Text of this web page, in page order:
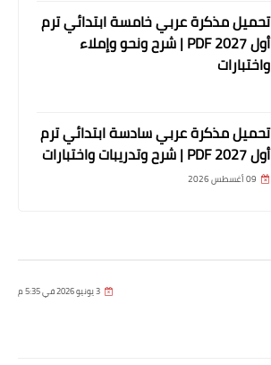
تحميل مذكرة عربي خامسة ابتدائي ترم
أول 2027 PDF | شرح ونحو وإملاء
واختبارات
تحميل مذكرة عربي سادسة ابتدائي ترم
أول 2027 PDF | شرح وتدريبات واختبارات
09 أغسطس 2026
3 يونيو 2026 في 5:35 م